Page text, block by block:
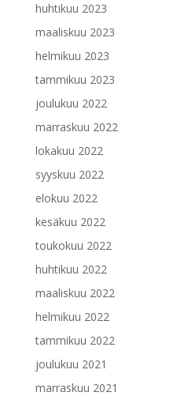
huhtikuu 2023
maaliskuu 2023
helmikuu 2023
tammikuu 2023
joulukuu 2022
marraskuu 2022
lokakuu 2022
syyskuu 2022
elokuu 2022
kesäkuu 2022
toukokuu 2022
huhtikuu 2022
maaliskuu 2022
helmikuu 2022
tammikuu 2022
joulukuu 2021
marraskuu 2021